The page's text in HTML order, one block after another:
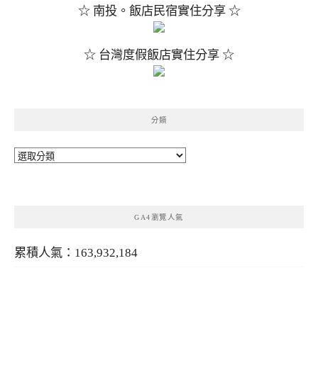
☆ 南投。飯店民宿實住分享 ☆
☆ 台灣度假飯店實住分享 ☆
分類
分
GA4瀏覽人氣
累積人氣：163,932,184